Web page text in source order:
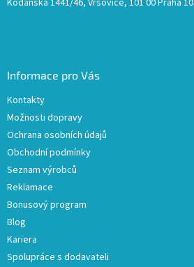
Kodaňská 1441/46, Vršovice, 101 00 Praha 10
Informace pro Vás
Kontakty
Možnosti dopravy
Ochrana osobních údajů
Obchodní podmínky
Seznam výrobců
Reklamace
Bonusový program
Blog
Kariera
Spolupráce s dodavateli